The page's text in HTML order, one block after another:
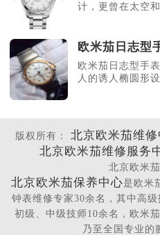
计，更曾在太空
欧米茄日志型
欧米茄日志型手
人的诱人椭圆形
版权所有： 北京欧米茄维修
北京欧米茄维修服务
北京欧米
北京欧米茄保养中心是欧米
钟表维修专家30余名，其中高
初级、中级技师10余名，欧米
乃至全国专业的